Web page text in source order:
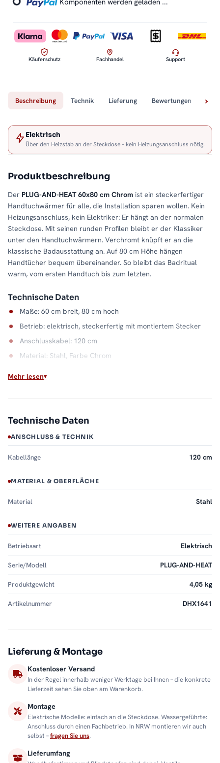
Komponenten werden geladen ...
Käuferschutz Fachhandel Support
Beschreibung Technik Lieferung Bewertungen
Elektrisch
Über den Heizstab an der Steckdose – kein Heizungsanschluss nötig.
Produktbeschreibung
Der PLUG-AND-HEAT 60x80 cm Chrom ist ein steckerfertiger
Handtuchwärmer für alle, die Installation sparen wollen. Kein
Heizungsanschluss, kein Elektriker: Er hängt an der normalen
Steckdose. Mit seinen runden Profilen bleibt er der Klassiker
unter den Handtuchwärmern. Verchromt knüpft er an die
klassische Badausstattung an. Auf 80 cm Höhe hängen
Handtücher bequem übereinander. So bleibt das Badritual
warm, vom ersten Handtuch bis zum letzten.
Technische Daten
Maße: 60 cm breit, 80 cm hoch
Betrieb: elektrisch, steckerfertig mit montiertem Stecker
Anschlusskabel: 120 cm
Material: Stahl, Farbe Chrom
Steckerfertig: Wärme ohne Baustelle
Damit eignet er sich für Mietbäder ebenso wie für jede
Bauformen und Größen finden Sie in der Kategorie
Mehr lesen
Technische Daten
ANSCHLUSS & TECHNIK
Kabellänge 120 cm
MATERIAL & OBERFLÄCHE
Material Stahl
WEITERE ANGABEN
Betriebsart Elektrisch
Serie/Modell PLUG-AND-HEAT
Produktgewicht 4,05 kg
Artikelnummer DHX1641
Lieferung & Montage
Kostenloser Versand
In der Regel innerhalb weniger Werktage bei Ihnen – die konkrete
Lieferzeit sehen Sie oben am Warenkorb.
Montage
Elektrische Modelle: einfach an die Steckdose. Wassergeführte:
Anschluss durch einen Fachbetrieb. In NRW montieren wir auch
selbst –fragen Sie uns.
Lieferumfang